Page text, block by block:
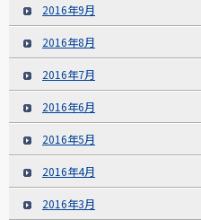
2016年9月
2016年8月
2016年7月
2016年6月
2016年5月
2016年4月
2016年3月